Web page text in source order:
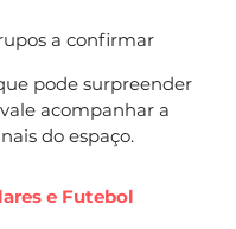
a confirmar
pode surpreender
acompanhar a
do espaço.
e Futebol